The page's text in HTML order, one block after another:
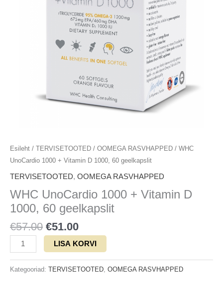
Esileht / TERVISETOOTED / OOMEGA RASVHAPPED / WHC
UnoCardio 1000 + Vitamin D 1000, 60 geelkapslit
TERVISETOOTED, OOMEGA RASVHAPPED
WHC UnoCardio 1000 + Vitamin D
1000, 60 geelkapslit
€57.00 €51.00
LISA KORVI
Kategooriad: TERVISETOOTED OOMEGA RASVHAPPED